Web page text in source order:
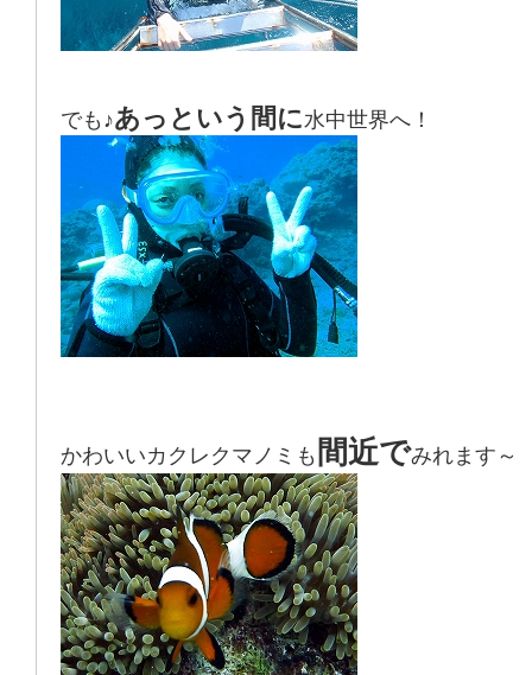
でも♪あっという間に水中世界へ！
かわいいカクレクマノミも 間近でみれます～